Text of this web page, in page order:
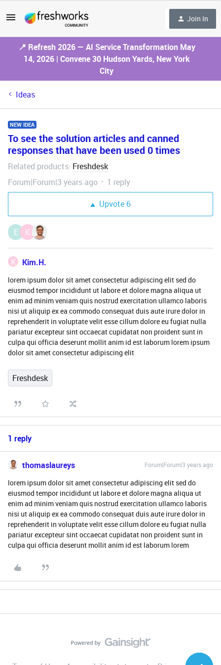
Join In
📍 Refresh 2026 — AI Service Transformation May
14, 2026 | Convene 30 Hudson Yards, New York
City
Ideas
NEW IDEA
To see the solution articles and canned
responses that have been used 0 times
Related products: Freshdesk
Forum|Forum|3 years ago
1 reply
Upvote 6
E K
K Kim.H.
lorem ipsum dolor sit amet consectetur adipiscing elit sed do
eiusmod tempor incididunt ut labore et dolore magna aliqua ut
enim ad minim veniam quis nostrud exercitation ullamco laboris
nisi ut aliquip ex ea commodo consequat duis aute irure dolor in
reprehenderit in voluptate velit esse cillum dolore eu fugiat nulla
pariatur excepteur sint occaecat cupidatat non proident sunt in
culpa qui officia deserunt mollit anim id est laborum lorem ipsum
dolor sit amet consectetur adipiscing elit
Freshdesk
1 reply
thomaslaureys Forum|Forum|3 years ago
lorem ipsum dolor sit amet consectetur adipiscing elit sed do
eiusmod tempor incididunt ut labore et dolore magna aliqua ut
enim ad minim veniam quis nostrud exercitation ullamco laboris
nisi ut aliquip ex ea commodo consequat duis aute irure dolor in
reprehenderit in voluptate velit esse cillum dolore eu fugiat nulla
pariatur excepteur sint occaecat cupidatat non proident sunt in
culpa qui officia deserunt mollit anim id est laborum lorem